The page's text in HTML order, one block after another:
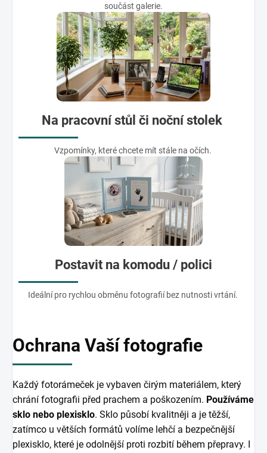
součást galerie.
Na pracovní stůl či noční stolek
Vzpomínky, které chcete mít stále na očích.
Postavit na komodu / polici
Ideální pro rychlou obměnu fotografií bez nutnosti vrtání.
Ochrana Vaší fotografie
Každý fotorámeček je vybaven čirým materiálem, který
chrání fotografii před prachem a poškozením. Používáme
sklo nebo plexisklo. Sklo působí kvalitněji a je těžší,
zatímco u větších formátů volíme lehčí a bezpečnější
plexisklo, které je odolnější proti rozbití během přepravy. I